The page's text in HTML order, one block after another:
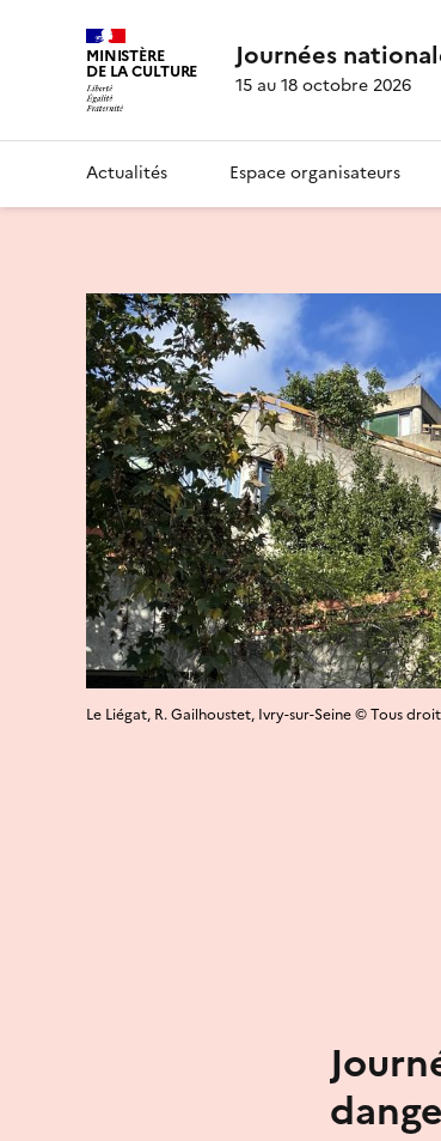
MINISTÈRE
DE LA CULTURE Journées
15 au 18 octobre 2026
Actualités Espace organisateurs
Le Liégat, R. Gailhoustet, Ivry-sur-Seine © Tous